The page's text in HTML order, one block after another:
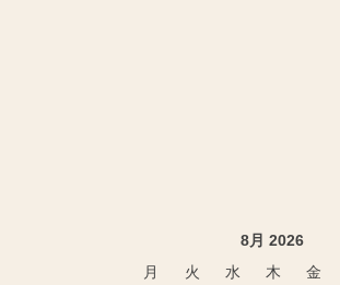
8月 2026
月
火 水 木 金